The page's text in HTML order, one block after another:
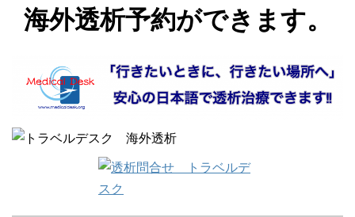
海外透析予約ができます。